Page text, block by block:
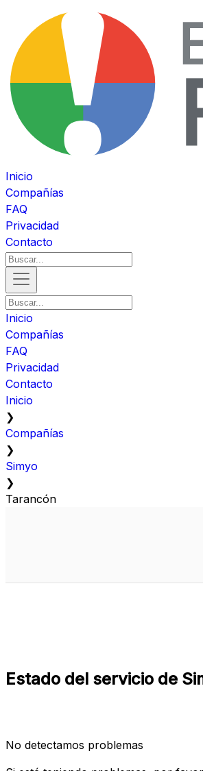
Inicio
Compañías
FAQ
Privacidad
Contacto
Inicio
Compañías
FAQ
Privacidad
Contacto
Inicio
❯
Compañías
❯
Simyo
❯
Tarancón
Estado del servicio de
No detectamos problemas